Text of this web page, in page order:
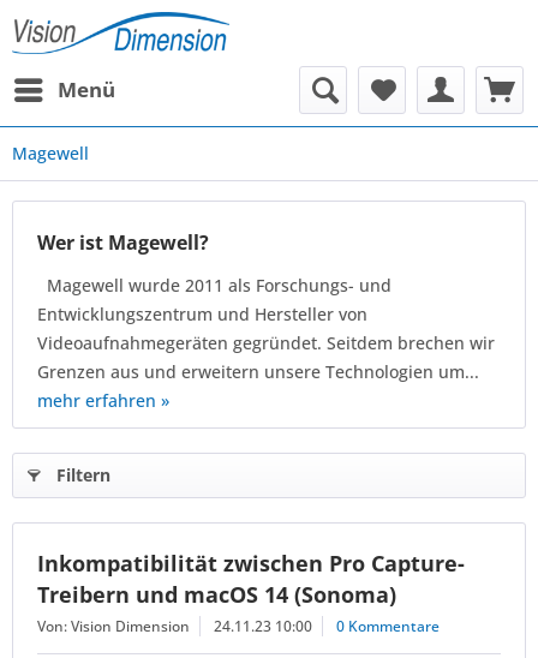
Menü
Magewell
Wer ist Magewell?
Magewell wurde 2011 als Forschungs- und
Entwicklungszentrum und Hersteller von
Videoaufnahmegeräten gegründet. Seitdem brechen wir
Grenzen aus und erweitern unsere Technologien um...
mehr erfahren »
Filtern
Inkompatibilität zwischen Pro Capture-
Treibern und macOS 14 (Sonoma)
Von: Vision Dimension 24.11.23 10:00 0 Kommentare